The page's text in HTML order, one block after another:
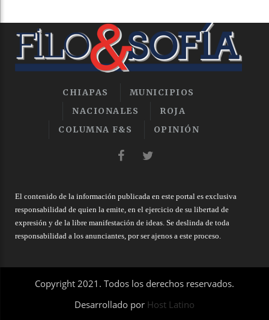
CHIAPAS
MUNICIPIOS
NACIONALES
ROJA
COLUMNA F&S
OPINIÓN
El contenido de la información publicada en este portal es exclusiva
responsabilidad de quien la emite, en el ejercicio de su libertad de
expresión y de la libre manifestación de ideas. Se deslinda de toda
responsabilidad a los anunciantes, por ser ajenos a este proceso.
Copyright 2021. Todos los derechos reservados.
Desarrollado por Host Latino